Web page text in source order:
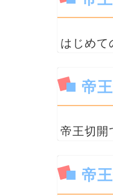
はじめて
帝
帝王切開
帝